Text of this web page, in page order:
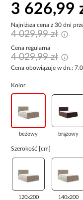
3 626,99
Najniższa cena z 30 dni
4 029,99 zł
Cena regularna
4 029,99 zł
Cena obowiązuje w dn.:
Kolor
beżowy brązowy
Szerokość [cm]
120x200 140x200